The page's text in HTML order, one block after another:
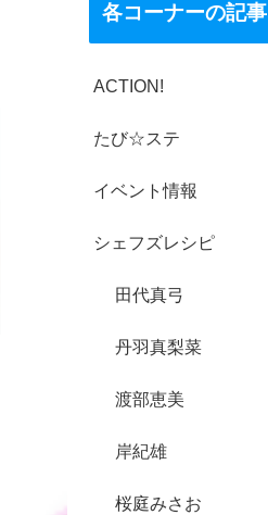
各コーナーの記事
ACTION!
たび☆ステ
イベント情報
シェフズレシピ
田代真弓
丹羽真梨菜
渡部恵美
岸紀雄
桜庭みさお